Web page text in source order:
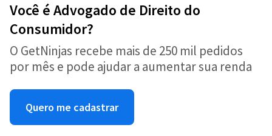
Você é Advogado de Direito do
Consumidor?
O GetNinjas recebe mais de 250 mil pedidos
por mês e pode ajudar a aumentar sua renda
Quero me cadastrar